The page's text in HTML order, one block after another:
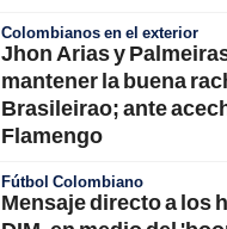
Colombianos en el exterior
Jhon Arias y
mantener la buena
Brasileirao; ante
Flamengo
Fútbol Colombiano
Mensaje directo a los